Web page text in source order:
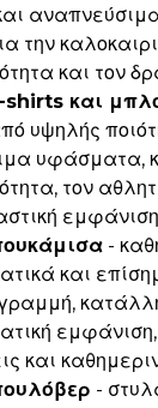
την
και τον
και
υψηλής
υφάσματα,
τον
εμφάνιση
-
και
και
-